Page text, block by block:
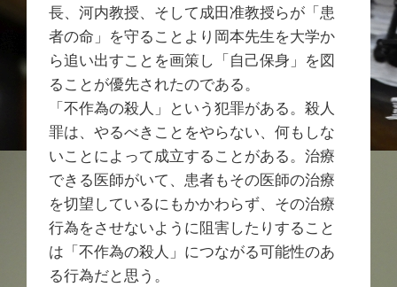
長、河内教授、そして成田准教授らが「患
者の命」を守ることより岡本先生を大学か
ら追い出すことを画策し「自己保身」を図
ることが優先されたのである。
「不作為の殺人」という犯罪がある。殺人
罪は、やるべきことをやらない、何もしな
いことによって成立することがある。治療
できる医師がいて、患者もその医師の治療
を切望しているにもかかわらず、その治療
行為をさせないように阻害したりすること
は「不作為の殺人」につながる可能性のあ
る行為だと思う。